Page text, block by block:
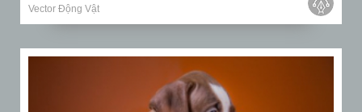
Vector Động Vật